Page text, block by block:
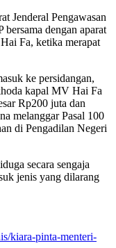
Jenderal Pengawasan
dengan aparat
Fa, ketika merapat
ke persidangan,
kapal MV Hai Fa
Rp200 juta dan
melanggar Pasal 100
di Pengadilan Negeri
secara sengaja
jenis yang dilarang
kiara-pinta-menteri-